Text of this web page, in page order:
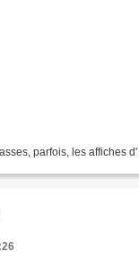
parfois, les affiches